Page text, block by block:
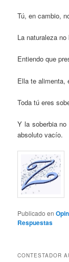
Tú, en cambio,
La naturaleza
Entiendo que
Ella te alimenta,
Toda tú eres
Y la soberbia
absoluto vacío.
Publicado en
Respuestas
CONTESTADOR